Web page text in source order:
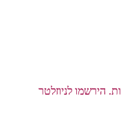
הירשמו לניוזלטר